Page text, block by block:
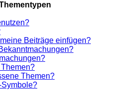
Beiträge einfügen?
Themen?